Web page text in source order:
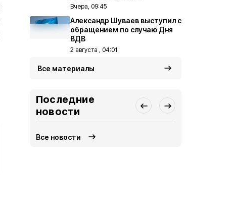
Вчера, 09:45
Александр Шуваев выступил с
обращением по случаю Дня
ВДВ
2 августа , 04:01
Все материалы
Последние
новости
Все новости